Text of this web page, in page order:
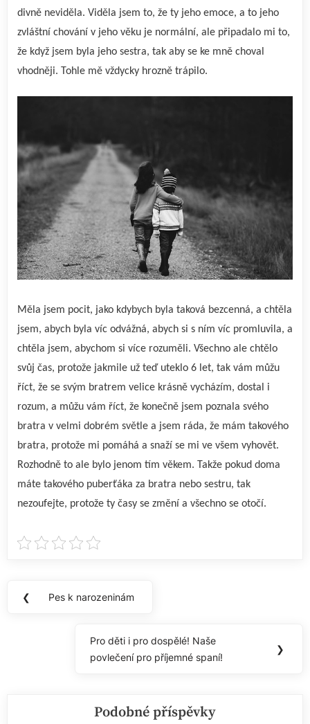
divně neviděla. Viděla jsem to, že ty jeho emoce, a to jeho
zvláštní chování v jeho věku je normální, ale připadalo mi to,
že když jsem byla jeho sestra, tak aby se ke mně choval
vhodněji. Tohle mě vždycky hrozně trápilo.
Měla jsem pocit, jako kdybych byla taková bezcenná, a chtěla
jsem, abych byla víc odvážná, abych si s ním víc promluvila, a
chtěla jsem, abychom si více rozuměli. Všechno ale chtělo
svůj čas, protože jakmile už teď uteklo 6 let, tak vám můžu
říct, že se svým bratrem velice krásně vycházím, dostal i
rozum, a můžu vám říct, že konečně jsem poznala svého
bratra v velmi dobrém světle a jsem ráda, že mám takového
bratra, protože mi pomáhá a snaží se mi ve všem vyhovět.
Rozhodně to ale bylo jenom tím věkem. Takže pokud doma
máte takového puberťáka za bratra nebo sestru, tak
nezoufejte, protože ty časy se změní a všechno se otočí.
Navigace
❮
Previous
Pes k narozeninám
Next
Post:
Pro děti i pro dospělé! Naše
povlečení pro příjemné spaní!
❯
Podobné příspěvky